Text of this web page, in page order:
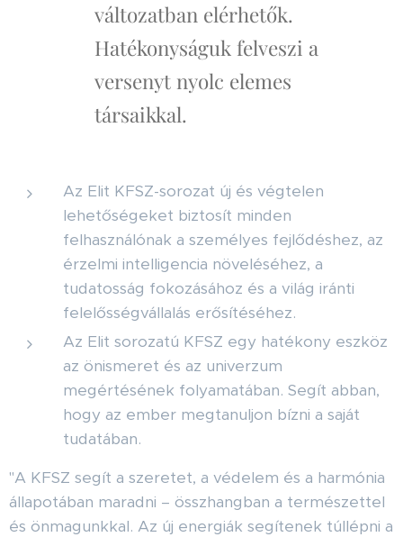
változatban elérhetők.
Hatékonyságuk felveszi a
versenyt nyolc elemes
társaikkal.
Az Elit KFSZ-sorozat új és végtelen
lehetőségeket biztosít minden
felhasználónak a személyes fejlődéshez, az
érzelmi intelligencia növeléséhez, a
tudatosság fokozásához és a világ iránti
felelősségvállalás erősítéséhez.
Az Elit sorozatú KFSZ egy hatékony eszköz
az önismeret és az univerzum
megértésének folyamatában. Segít abban,
hogy az ember megtanuljon bízni a saját
tudatában.
"A KFSZ segít a szeretet, a védelem és a harmónia
állapotában maradni – összhangban a természettel
és önmagunkkal. Az új energiák segítenek túllépni a